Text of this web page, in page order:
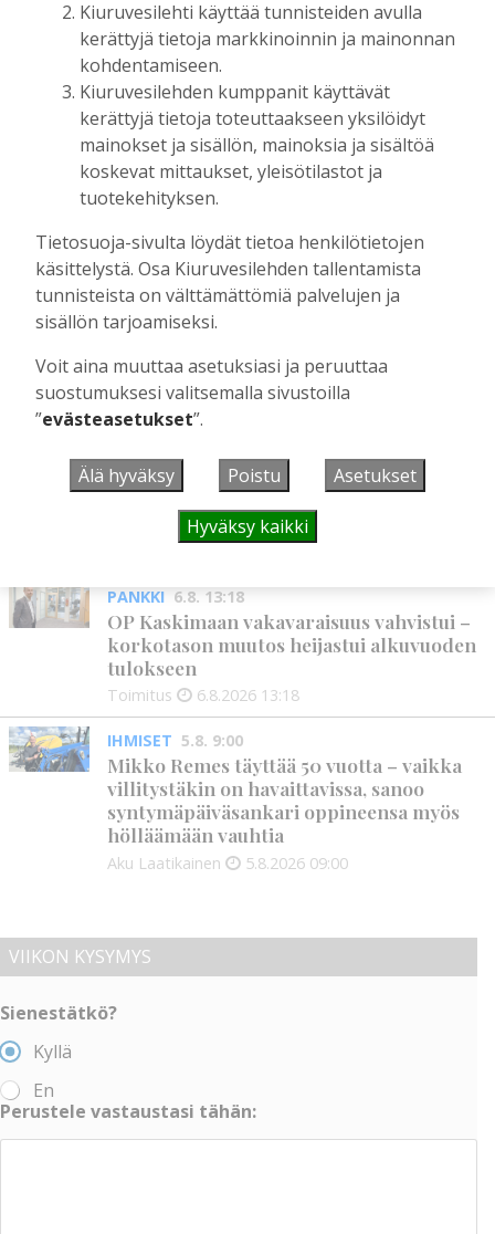
Tilaajille
Vilho Ruotsalainen 28.7.2026 13:26
UUSIMMAT
MIELIPIDE 6.8. 16:09
Kuinka kauan Kiuruveden pyöräteiden
annetaan rapistua?
Vilho Ruotsalainen 6.8.2026 16:09
POLITIIKKA 6.8. 16:00
Biokaasu, Hingunniemi, tiet,
rahoitusasiat, työllisyys, lääkäripula… –
ministeri Sari Essayahin kanssa piisasi
keskustelunaiheita
Aku Laatikainen
MIELIPIDE 6.8. 15:56
Leikkausten ja veronkorotusten lisäksi
tarvitaan myös rahanhankkijoita
PANKKI 6.8. 13:18
OP Kaskimaan vakavaraisuus vahvistui –
korkotason muutos heijastui alkuvuoden
tulokseen
Toimitus 6.8.2026 13:18
IHMISET 5.8. 9:00
Mikko Remes täyttää 50 vuotta – vaikka
villitystäkin on havaittavissa, sanoo
syntymäpäiväsankari oppineensa myös
hölläämään vauhtia
Aku Laatikainen 5.8.2026 09:00
VIIKON KYSYMYS
Sienestätkö?
Kyllä
En
Perustele vastaustasi tähän:
Kiuruvesilehti käyttää tunnisteiden avulla
kerättyjä tietoja markkinoinnin ja mainonnan
kohdentamiseen.
Kiuruvesilehden kumppanit käyttävät
kerättyjä tietoja toteuttaakseen yksilöidyt
mainokset ja sisällön, mainoksia ja sisältöä
koskevat mittaukset, yleisötilastot ja
tuotekehityksen.
Tietosuoja-sivulta löydät tietoa henkilötietojen
käsittelystä. Osa Kiuruvesilehden tallentamista
tunnisteista on välttämättömiä palvelujen ja
sisällön tarjoamiseksi.
Voit aina muuttaa asetuksiasi ja peruuttaa
suostumuksesi valitsemalla sivustoilla
”evästeasetukset”.
Älä hyväksy Poistu Asetukset
Hyväksy kaikki